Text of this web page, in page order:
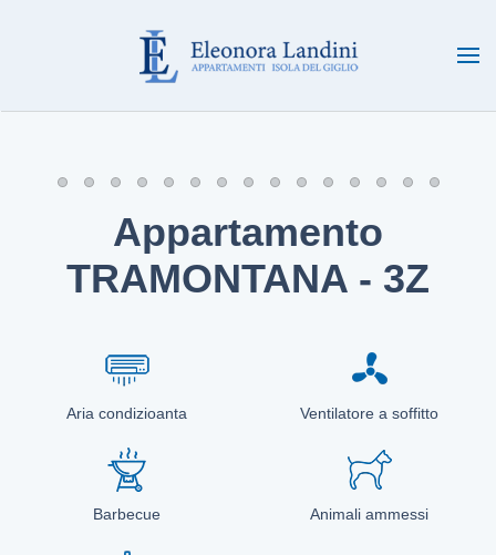
Skip to main content
Appartamento
TRAMONTANA - 3Z
Aria condizioanta Ventilatore a soffitto
Barbecue Animali ammessi